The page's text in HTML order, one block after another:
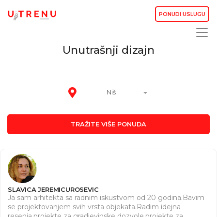
PONUDI USLUGU
Unutrašnji dizajn
Niš
TRAŽITE VIŠE PONUDA
SLAVICA JEREMICUROSEVIC
Ja sam arhitekta sa radnim iskustvom od 20 godina.Bavim
se projektovanjem svih vrsta objekata.Radim idejna